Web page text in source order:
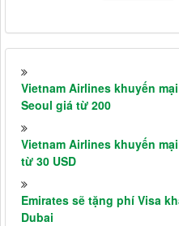
Vietnam Airlines khuyến
Seoul giá từ 200
Vietnam Airlines khuyến
từ 30 USD
Emirates sẽ tặng phí Visa
Dubai